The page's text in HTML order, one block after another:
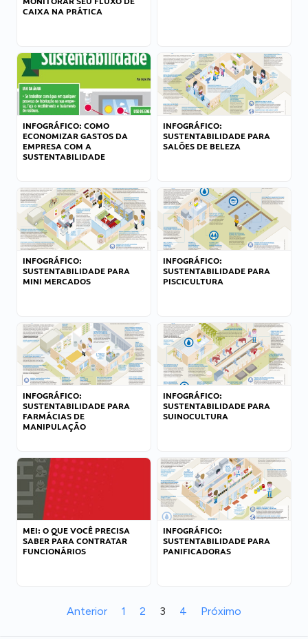
CAIXA NA PRÁTICA
INFOGRÁFICO: COMO
ECONOMIZAR GASTOS DA
EMPRESA COM A
SUSTENTABILIDADE
INFOGRÁFICO:
SUSTENTABILIDADE PARA
SALÕES DE BELEZA
INFOGRÁFICO:
SUSTENTABILIDADE PARA
MINI MERCADOS
INFOGRÁFICO:
SUSTENTABILIDADE PARA
PISCICULTURA
INFOGRÁFICO:
SUSTENTABILIDADE PARA
FARMÁCIAS DE
MANIPULAÇÃO
INFOGRÁFICO:
SUSTENTABILIDADE PARA
SUINOCULTURA
MEI: O QUE VOCÊ PRECISA
SABER PARA CONTRATAR
FUNCIONÁRIOS
INFOGRÁFICO:
SUSTENTABILIDADE PARA
PANIFICADORAS
Anterior 1 2 3 4 Próximo